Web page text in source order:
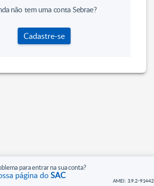
para entrar na sua conta?
página doSAC
não tem uma conta Sebrae?
Cadastre-se
AMEI: 3.9.2-91442